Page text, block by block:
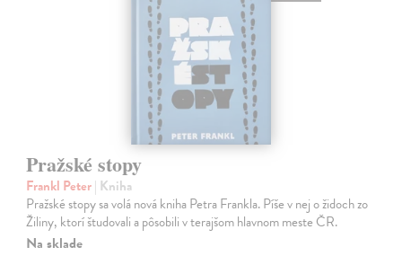
Pražské stopy
Frankl Peter| Kniha
Pražské stopy sa volá nová kniha Petra Frankla. Píše v nej o židoch zo
Žiliny, ktorí študovali a pôsobili v terajšom hlavnom meste ČR.
Na sklade